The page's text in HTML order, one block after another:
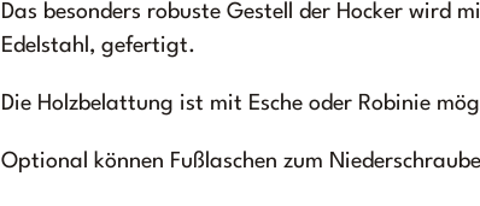
Das besonders robuste Gestell der Hocker wird
Edelstahl, gefertigt.
Die Holzbelattung ist mit Esche oder Robinie
Optional können Fußlaschen zum